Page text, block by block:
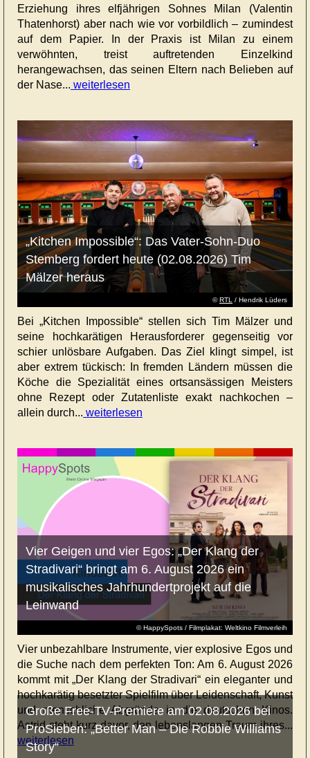
Erziehung ihres elfjährigen Sohnes Milan (Valentin
Thatenhorst) aber nach wie vor vorbildlich – zumindest
auf dem Papier. In der Praxis ist Milan zu einem
verwöhnten, treist auftretenden Einzelkind
herangewachsen, das seinen Eltern nach Belieben auf
der Nase... weiterlesen
©RTL / Hendrik Lüders
„Kitchen Impossible“: Das Vater-Sohn-Duo
Stemberg fordert heute (02.08.2026) Tim
Mälzer heraus
Bei „Kitchen Impossible“ stellen sich Tim Mälzer und
seine hochkarätigen Herausforderer gegenseitig vor
schier unlösbare Aufgaben. Das Ziel klingt simpel, ist
aber extrem tückisch: In fremden Ländern müssen die
Köche die Spezialität eines ortsansässigen Meisters
ohne Rezept oder Zutatenliste exakt nachkochen –
allein durch... weiterlesen
© HappySpots / Filmplakat: Weltkino Filmverleih
Vier Geigen und vier Egos: „Der Klang der
Stradivari“ bringt am 6. August 2026 ein
musikalisches Jahrhundertprojekt auf die
Leinwand
Vier unbezahlbare Instrumente, vier explosive Egos und
die Suche nach dem perfekten Ton: Am 6. August 2026
kommt mit „Der Klang der Stradivari“ ein eleganter und
hochkarätig besetzter Spielfilm über Leidenschaft, Kunst
und menschliche Abgründe in die deutschen Kinos.
Astrid steht kurz davor, den lebenslangen Traum ihres...
weiterlesen
Große Free-TV-Premiere am 02.08.2026 bei
ProSieben: „Better Man – Die Robbie Williams
Story“